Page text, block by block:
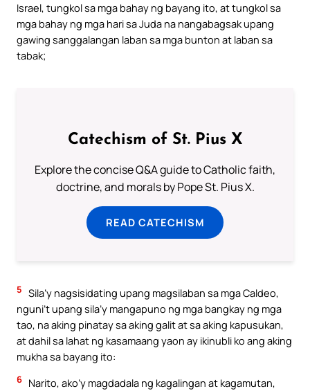
Israel, tungkol sa mga bahay ng bayang ito, at tungkol sa
mga bahay ng mga hari sa Juda na nangabagsak upang
gawing sanggalangan laban sa mga bunton at laban sa
tabak;
Catechism of St. Pius X
Explore the concise Q&A guide to Catholic faith,
doctrine, and morals by Pope St. Pius X.
READ CATECHISM
5 Sila’y nagsisidating upang magsilaban sa mga Caldeo,
nguni’t upang sila’y mangapuno ng mga bangkay ng mga
tao, na aking pinatay sa aking galit at sa aking kapusukan,
at dahil sa lahat ng kasamaang yaon ay ikinubli ko ang aking
mukha sa bayang ito:
6 Narito, ako’y magdadala ng kagalingan at kagamutan,